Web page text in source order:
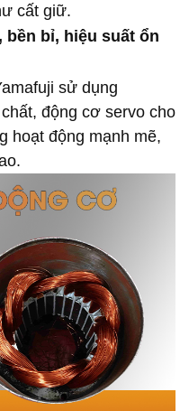
cất giữ.
bền bỉ, hiệu suất ổn
sử dụng
động cơ servo cho
hoạt động mạnh mẽ,